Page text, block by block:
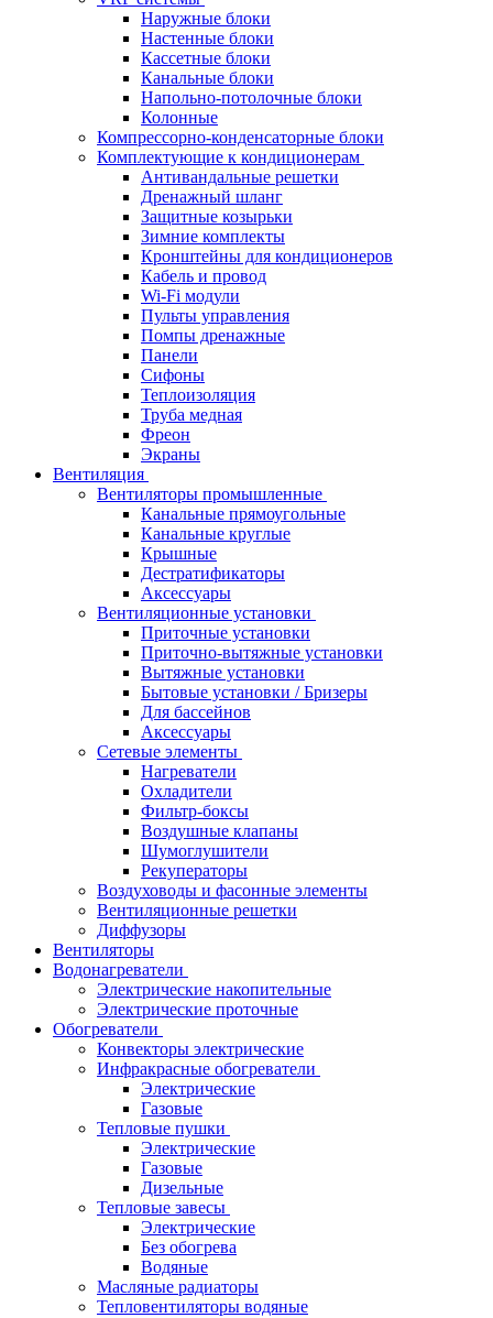
Наружные блоки
Настенные блоки
Кассетные блоки
Канальные блоки
Напольно-потолочные блоки
Колонные
Компрессорно-конденсаторные блоки
Комплектующие к кондиционерам
Антивандальные решетки
Дренажный шланг
Защитные козырьки
Зимние комплекты
Кронштейны для кондиционеров
Кабель и провод
Wi-Fi модули
Пульты управления
Помпы дренажные
Панели
Сифоны
Теплоизоляция
Труба медная
Фреон
Экраны
Вентиляция
Вентиляторы промышленные
Канальные прямоугольные
Канальные круглые
Крышные
Дестратификаторы
Аксессуары
Вентиляционные установки
Приточные установки
Приточно-вытяжные установки
Вытяжные установки
Бытовые установки / Бризеры
Для бассейнов
Аксессуары
Сетевые элементы
Нагреватели
Охладители
Фильтр-боксы
Воздушные клапаны
Шумоглушители
Рекуператоры
Воздуховоды и фасонные элементы
Вентиляционные решетки
Диффузоры
Вентиляторы
Водонагреватели
Электрические накопительные
Электрические проточные
Обогреватели
Конвекторы электрические
Инфракрасные обогреватели
Электрические
Газовые
Тепловые пушки
Электрические
Газовые
Дизельные
Тепловые завесы
Электрические
Без обогрева
Водяные
Масляные радиаторы
Тепловентиляторы водяные